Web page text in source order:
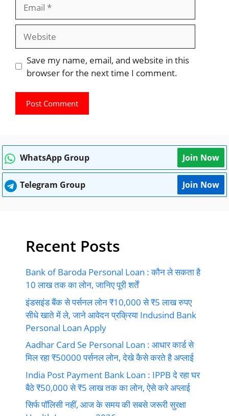
Website
Save my name, email, and website in this
browser for the next time I comment.
WhatsApp Group Join Now
Telegram Group Join Now
Recent Posts
Bank of Baroda Personal Loan : कौन ले सकता है
10 लाख तक का लोन, जानिए पूरी शर्तें
इंडसइंड बैंक से पर्सनल लोन ₹10,000 से ₹5 लाख रुपए
सीधे खाते में ले, जाने आवेदन प्रक्रिया Indusind Bank
Personal Loan Apply
Aadhar Card Se Personal Loan : आधार कार्ड से
मिल रहा ₹50000 पर्सनल लोन, देखे कैसे करते है अप्लाई
India Post Payment Bank Loan : IPPB दे रहा घर
बैठे ₹50,000 से ₹5 लाख तक का लोन, ऐसे करे अप्लाई
सिर्फ पॉलिसी नहीं, आज के समय की सबसे जरूरी सुरक्षा